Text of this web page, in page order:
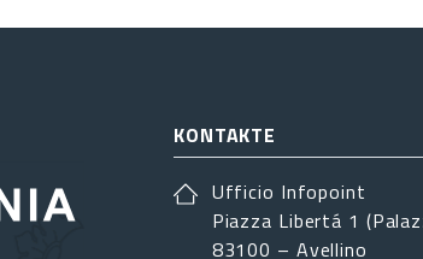
KONTAKTE
Ufficio Infopoint
Piazza Libertá 1
83100 – Avellino